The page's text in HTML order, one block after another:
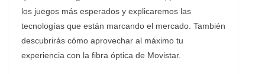
los juegos más esperados y explicaremos las
tecnologías que están marcando el mercado. También
descubrirás cómo aprovechar al máximo tu
experiencia con la fibra óptica de Movistar.